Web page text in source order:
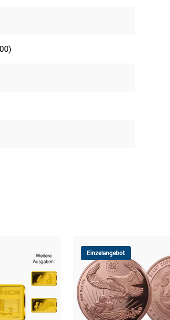
Einzelangebot